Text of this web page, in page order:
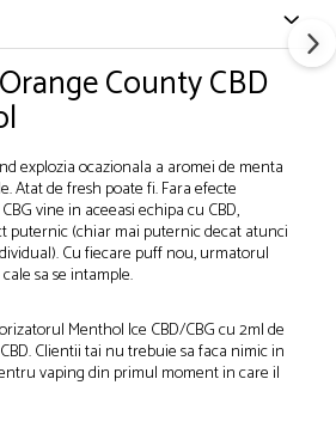
County CBD
explozia ocazionala a aromei de menta
Atat de fresh poate fi. Fara efecte
vine in aceeasi echipa cu CBD,
puternic (chiar mai puternic decat atunci
Cu fiecare puff nou, urmatorul
sa se intample.
Menthol Ice CBD/CBG cu 2ml de
Clientii tai nu trebuie sa faca nimic in
vaping din primul moment in care il